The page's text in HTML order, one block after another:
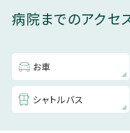
病院までのアクセ
お車
シャトルバス